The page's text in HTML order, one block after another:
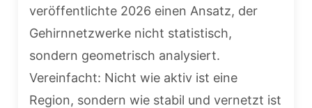
veröffentlichte 2026 einen Ansatz, der
Gehirnnetzwerke nicht statistisch,
sondern geometrisch analysiert.
Vereinfacht: Nicht wie aktiv ist eine
Region, sondern wie stabil und vernetzt ist